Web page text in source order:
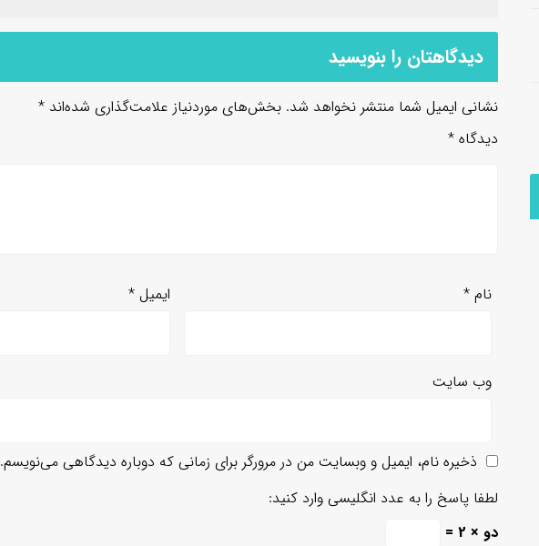
دیدگاهتان را بنویسید
نشانی ایمیل شما منتشر نخواهد شد. بخش‌های موردنیاز علامت‌گذاری شده‌اند *
دیدگاه *
نام* ایمیل *
وب‌ سایت
ذخیره نام، ایمیل و وبسایت من در مرورگر برای زمانی که دوباره دیدگاهی می‌نویسم.
لطفا پاسخ را به عدد انگلیسی وارد کنید:
دو × 2 =